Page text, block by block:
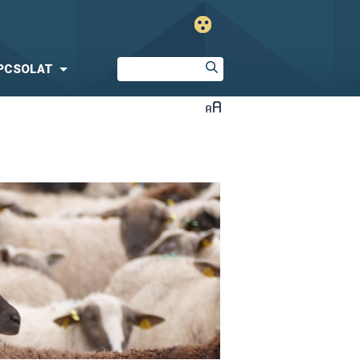
több bejelentésköteles
(juh és kecske) Magyarországról